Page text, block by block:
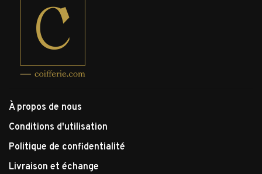
À propos de nous
Conditions d'utilisation
Politique de confidentialité
Livraison et échange